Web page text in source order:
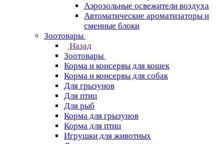
Аэрозольные освежители воздуха
Автоматические ароматизаторы и
сменные блоки
Зоотовары
Назад
Зоотовары
Корма и консервы для кошек
Корма и консервы для собак
Для грызунов
Для птиц
Для рыб
Корма для грызунов
Корма для птиц
Игрушки для животных